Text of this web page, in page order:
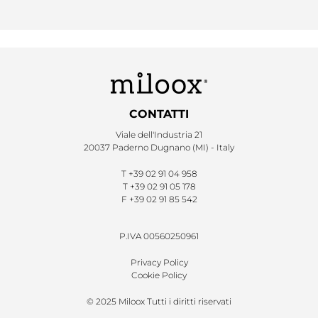
CONTATTI
Viale dell'Industria 21
20037 Paderno Dugnano (MI) - Italy
T +39 02 91 04 958
T +39 02 91 05 178
F +39 02 91 85 542
P.IVA 00560250961
Privacy Policy
Cookie Policy
© 2025 Miloox Tutti i diritti riservati